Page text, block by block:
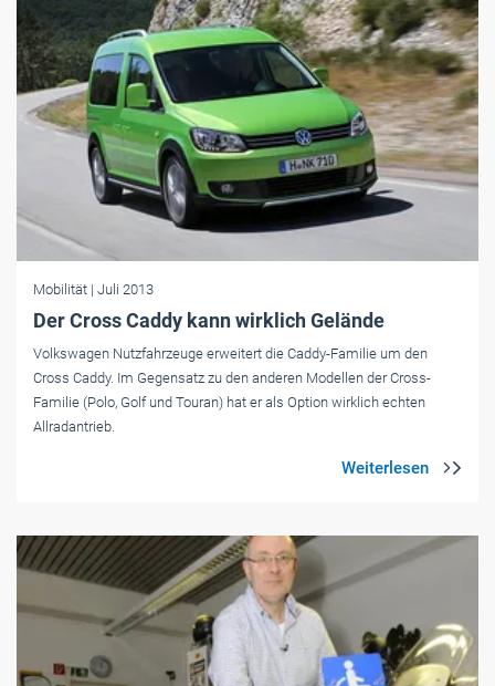
Mobilität | Juli 2013
Der Cross Caddy kann wirklich Gelände
Volkswagen Nutzfahrzeuge erweitert die Caddy-Familie um den
Cross Caddy. Im Gegensatz zu den anderen Modellen der Cross-
Familie (Polo, Golf und Touran) hat er als Option wirklich echten
Allradantrieb.